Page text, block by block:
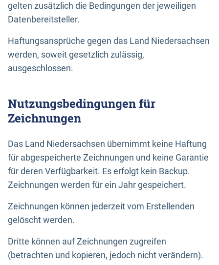
gelten zusätzlich die Bedingungen der jeweiligen
Datenbereitsteller.
Haftungsansprüche gegen das Land Niedersachsen
werden, soweit gesetzlich zulässig,
ausgeschlossen.
Nutzungsbedingungen für
Zeichnungen
Das Land Niedersachsen übernimmt keine Haftung
für abgespeicherte Zeichnungen und keine Garantie
für deren Verfügbarkeit. Es erfolgt kein Backup.
Zeichnungen werden für ein Jahr gespeichert.
Zeichnungen können jederzeit vom Erstellenden
gelöscht werden.
Dritte können auf Zeichnungen zugreifen
(betrachten und kopieren, jedoch nicht verändern).